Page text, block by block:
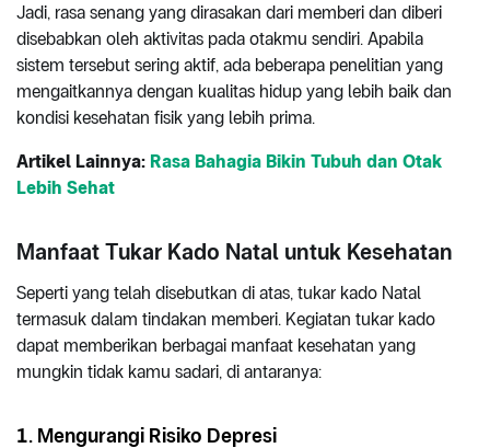
Jadi, rasa senang yang dirasakan dari memberi dan diberi
disebabkan oleh aktivitas pada otakmu sendiri. Apabila
sistem tersebut sering aktif, ada beberapa penelitian yang
mengaitkannya dengan kualitas hidup yang lebih baik dan
kondisi kesehatan fisik yang lebih prima.
Artikel Lainnya: Rasa Bahagia Bikin Tubuh dan Otak
Lebih Sehat
Manfaat Tukar Kado Natal untuk Kesehatan
Seperti yang telah disebutkan di atas, tukar kado Natal
termasuk dalam tindakan memberi. Kegiatan tukar kado
dapat memberikan berbagai manfaat kesehatan yang
mungkin tidak kamu sadari, di antaranya:
1. Mengurangi Risiko Depresi